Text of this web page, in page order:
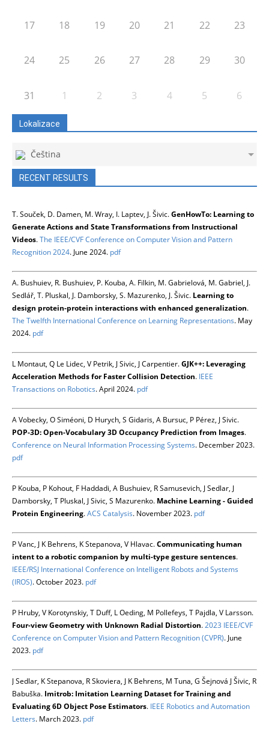
17 18 19 20 21 22 23
24 25 26 27 28 29 30
31 1 2 3 4 5 6
Lokalizace
Čeština
RECENT RESULTS
T. Souček, D. Damen, M. Wray, I. Laptev, J. Šivic.GenHowTo: Learning to
Generate Actions and State Transformations from Instructional
Videos.The IEEE/CVF Conference on Computer Vision and Pattern
Recognition 2024. June 2024. pdf
A. Bushuiev, R. Bushuiev, P. Kouba, A. Filkin, M. Gabrielová, M. Gabriel, J.
Sedlář, T. Pluskal, J. Damborsky, S. Mazurenko, J. Šivic. Learning to
design protein-protein interactions with enhanced generalization.
The Twelfth International Conference on Learning Representations. May
2024. pdf
L Montaut, Q Le Lidec, V Petrik, J Sivic, J Carpentier.GJK++: Leveraging
Acceleration Methods for Faster Collision Detection. IEEE
Transactions on Robotics. April 2024. pdf
A Vobecky, O Siméoni, D Hurych, S Gidaris, A Bursuc, P Pérez, J Sivic.
POP-3D: Open-Vocabulary 3D Occupancy Prediction from Images.
Conference on Neural Information Processing Systems. December 2023.
pdf
P Kouba, P Kohout, F Haddadi, A Bushuiev, R Samusevich, J Sedlar, J
Damborsky, T Pluskal, J Sivic, S Mazurenko. Machine Learning - Guided
Protein Engineering.ACS Catalysis. November 2023. pdf
P Vanc, J K Behrens, K Stepanova, V Hlavac.Communicating human
intent to a robotic companion by multi-type gesture sentences.
IEEE/RSJ International Conference on Intelligent Robots and Systems
(IROS). October 2023. pdf
P Hruby, V Korotynskiy, T Duff, L Oeding, M Pollefeys, T Pajdla, V Larsson.
Four-view Geometry with Unknown Radial Distortion.2023 IEEE/CVF
Conference on Computer Vision and Pattern Recognition (CVPR). June
2023. pdf
J Sedlar, K Stepanova, R Skoviera, J K Behrens, M Tuna, G Šejnová J Šivic, R
Babuška. Imitrob: Imitation Learning Dataset for Training and
Evaluating 6D Object Pose Estimators. IEEE Robotics and Automation
Letters. March 2023. pdf